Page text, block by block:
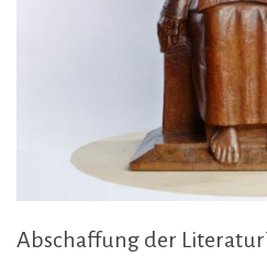
Abschaffung der